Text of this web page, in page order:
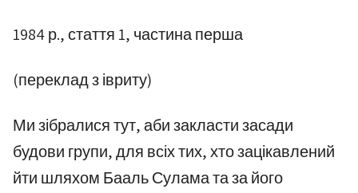
1984 р., стаття 1, частина перша
(переклад з івриту)
Ми зібралися тут, аби закласти засади
будови групи, для всіх тих, хто зацікавлений
йти шляхом Бааль Сулама та за його